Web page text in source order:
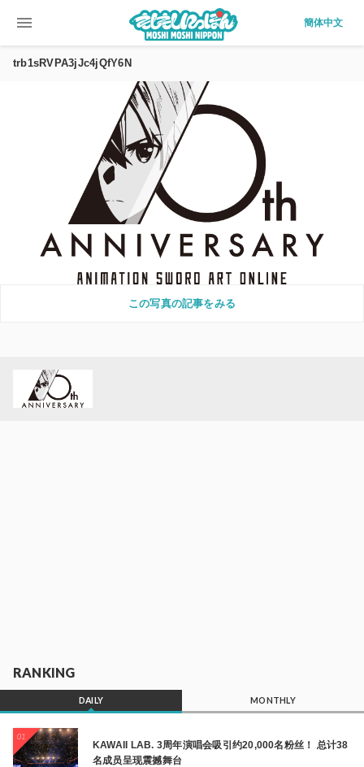
menu 簡体中文
trb1sRVPA3jJc4jQfY6N
この写真の記事をみる
RANKING
DAILY MONTHLY
01
KAWAII LAB. 3周年演唱会吸引约20,000名粉丝！ 总计38
名成员呈现震撼舞台